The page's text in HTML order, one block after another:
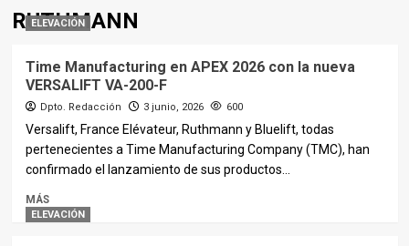
RUTHMANN
ELEVACIÓN
Time Manufacturing en APEX 2026 con la nueva
VERSALIFT VA-200-F
Dpto. Redacción 3 junio, 2026 600
Versalift, France Elévateur, Ruthmann y Bluelift, todas
pertenecientes a Time Manufacturing Company (TMC), han
confirmado el lanzamiento de sus productos...
MÁS
ELEVACIÓN